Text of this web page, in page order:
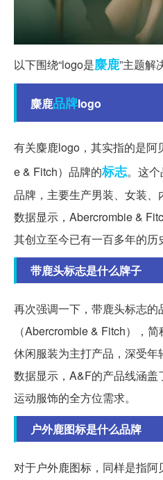
以下围绕“logo是麋鹿”主题解
麋鹿品牌logo
有关麋鹿logo，其实指的是阿
e & Fitch）品牌的标志。这
品牌，主要生产男装、女装
数据显示，Abercrombie &
其创立至今已有一百多年的历
带鹿头标志是什么牌子
再次强调一下，带鹿头标志
（Abercrombie & Fitch），
休闲服装为主打产品，深受
数据显示，A&F的产品线涵
运动服饰的全方位需求。
户外鹿图标是什么品牌
对于户外鹿图标，同样是指